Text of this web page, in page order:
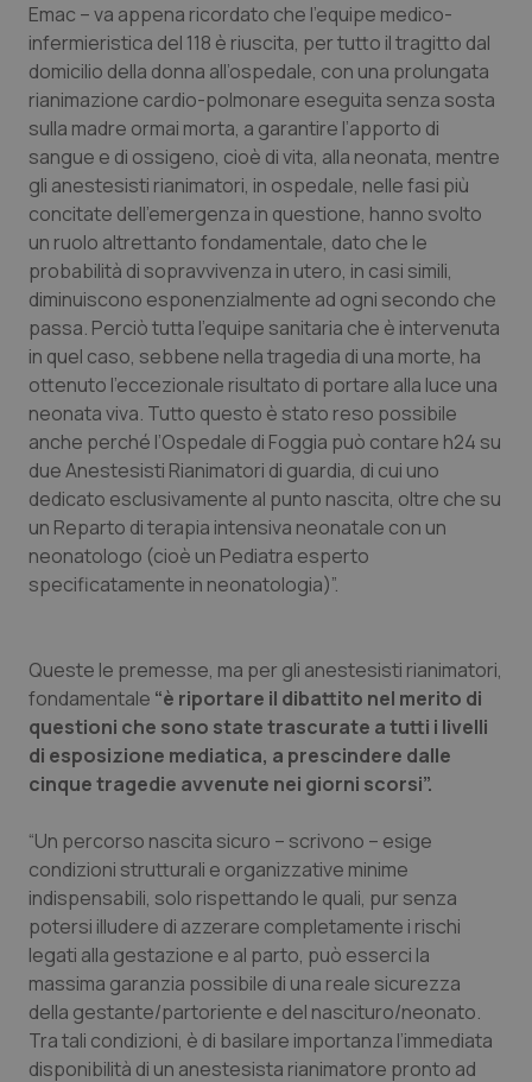
Valle D’Aosta
Veneto
Oncodermatologia
Oncoematologia
Oncologia & Nutrizione
Psoriasi & pelle
Quotidiano Cardiologia
Quotidiano Chirurgia
Quotidiano Oncologia
Quotidiano Pediatria
Rene & patologie urogenitali
Salute orale & impianti
Tiroide
Tumore al seno
Tumori del Polmone & Testa Collo
Tumori gastrointestinali
Ulcera & Reflusso
Vaccini
Emac – va appena ricordato che l’equipe medico-
infermieristica del 118 è riuscita, per tutto il tragitto dal
domicilio della donna all’ospedale, con una prolungata
rianimazione cardio-polmonare eseguita senza sosta
sulla madre ormai morta, a garantire l’apporto di
sangue e di ossigeno, cioè di vita, alla neonata, mentre
gli anestesisti rianimatori, in ospedale, nelle fasi più
concitate dell’emergenza in questione, hanno svolto
un ruolo altrettanto fondamentale, dato che le
probabilità di sopravvivenza in utero, in casi simili,
diminuiscono esponenzialmente ad ogni secondo che
passa. Perciò tutta l’equipe sanitaria che è intervenuta
in quel caso, sebbene nella tragedia di una morte, ha
ottenuto l’eccezionale risultato di portare alla luce una
neonata viva. Tutto questo è stato reso possibile
anche perché l’Ospedale di Foggia può contare h24 su
due Anestesisti Rianimatori di guardia, di cui uno
dedicato esclusivamente al punto nascita, oltre che su
un Reparto di terapia intensiva neonatale con un
neonatologo (cioè un Pediatra esperto
specificatamente in neonatologia)”.
Queste le premesse, ma per gli anestesisti rianimatori,
fondamentale “è riportare il dibattito nel merito di
questioni che sono state trascurate a tutti i livelli
di esposizione mediatica, a prescindere dalle
cinque tragedie avvenute nei giorni scorsi”.
“Un percorso nascita sicuro – scrivono – esige
condizioni strutturali e organizzative minime
indispensabili, solo rispettando le quali, pur senza
potersi illudere di azzerare completamente i rischi
legati alla gestazione e al parto, può esserci la
massima garanzia possibile di una reale sicurezza
della gestante/partoriente e del nascituro/neonato.
Tra tali condizioni, è di basilare importanza l’immediata
disponibilità di un anestesista rianimatore pronto ad